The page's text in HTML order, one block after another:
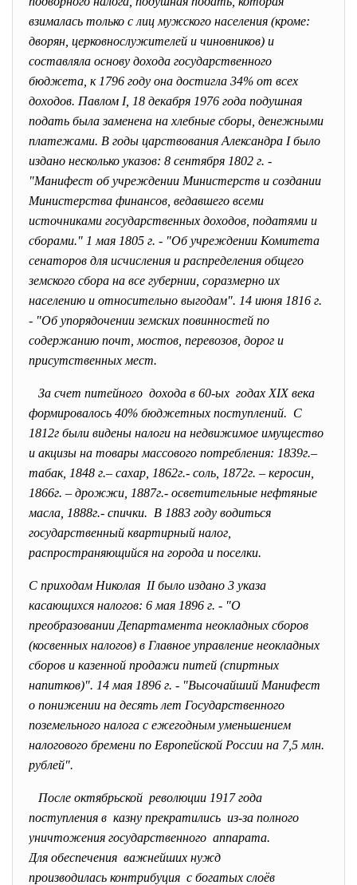
взималась только с лиц мужского населения (кроме:
дворян, церковнослужителей и чиновников) и
составляла основу дохода государственного
бюджета, к 1796 году она достигла 34% от всех
доходов. Павлом I, 18 декабря 1976 года подушная
подать была заменена на хлебные сборы, денежными
платежами. В годы царствования Александра I было
издано несколько указов: 8 сентября 1802 г. -
"Манифест об учреждении Министерств и создании
Министерства финансов, ведавшего всеми
источниками государственных доходов, податями и
сборами." 1 мая 1805 г. - "Об учреждении Комитета
сенаторов для исчисления и распределения общего
земского сбора на все губернии, соразмерно их
населению и относительно выгодам". 14 июня 1816 г.
- "Об упорядочении земских повинностей по
содержанию почт, мостов, перевозов, дорог и
присутственных мест.
За счет питейного дохода в 60-ых годах XIX века
формировалось 40% бюджетных поступлений. С
1812г были видены налоги на недвижимое имущество
и акцизы на товары массового потребления: 1839г.–
табак, 1848 г.– сахар, 1862г.- соль, 1872г. – керосин,
1866г. – дрожжи, 1887г.- осветительные нефтяные
масла, 1888г.- спички. В 1883 году водиться
государственный квартирный налог,
распространяющийся на города и поселки.
С приходам Николая II было издано 3 указа
касающихся налогов: 6 мая 1896 г. - "О
преобразовании Департамента неокладных сборов
(косвенных налогов) в Главное управление неокладных
сборов и казенной продажи питей (спиртных
напитков)". 14 мая 1896 г. - "Высочайший Манифест
о понижении на десять лет Государственного
поземельного налога с ежегодным уменьшением
налогового бремени по Европейской России на 7,5 млн.
рублей".
После октябрьской революции 1917 года
поступления в казну прекратились из-за полного
уничтожения государственного аппарата.
Для обеспечения важнейших нужд
производилась контрибуция с богатых слоёв